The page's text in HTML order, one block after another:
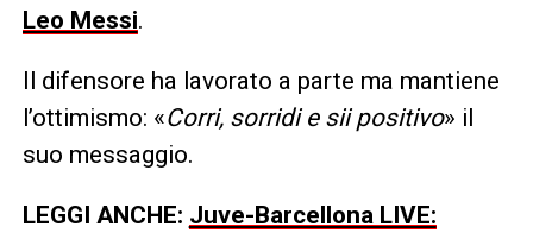
Leo Messi.
Il difensore ha lavorato a parte ma mantiene
l’ottimismo: «Corri, sorridi e sii positivo» il
suo messaggio.
LEGGI ANCHE: Juve-Barcellona LIVE: